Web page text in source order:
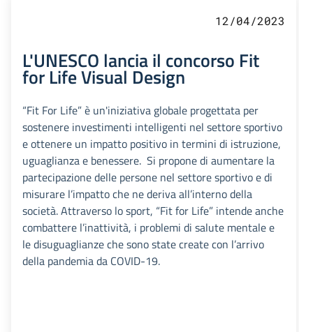
12/04/2023
L'UNESCO lancia il concorso Fit
for Life Visual Design
“Fit For Life” è un'iniziativa globale progettata per
sostenere investimenti intelligenti nel settore sportivo
e ottenere un impatto positivo in termini di istruzione,
uguaglianza e benessere. Si propone di aumentare la
partecipazione delle persone nel settore sportivo e di
misurare l’impatto che ne deriva all’interno della
società. Attraverso lo sport, “Fit for Life” intende anche
combattere l’inattività, i problemi di salute mentale e
le disuguaglianze che sono state create con l’arrivo
della pandemia da COVID-19.